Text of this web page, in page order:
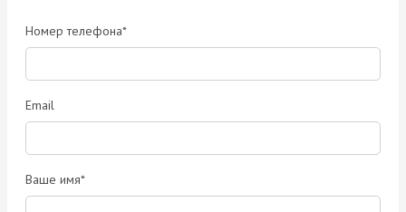
Номер телефона*
Email
Ваше имя*